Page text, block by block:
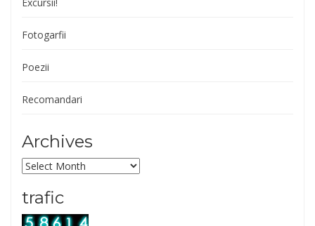
Fotogarfii
Poezii
Recomandari
Archives
Archives
trafic